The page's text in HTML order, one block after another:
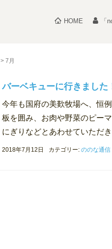
HOME 「
> 7月
バーベキューに行きました
今年も国府の美歎牧場へ、恒
板を囲み、お肉や野菜のピー
にぎりなどとあわせていただ
2018年7月12日 カテゴリー: ののな通信